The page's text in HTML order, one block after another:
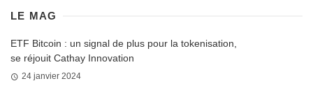
LE MAG
ETF Bitcoin : un signal de plus pour la tokenisation,
se réjouit Cathay Innovation
24 janvier 2024